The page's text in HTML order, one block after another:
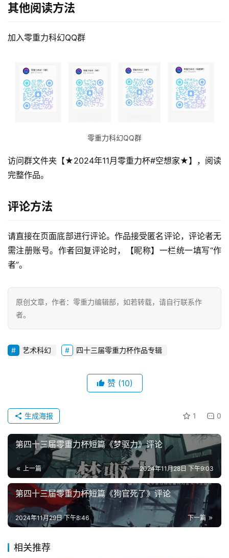
零
力
科
幻
幻
讯
主
题
幻
登录 注册
其他阅读方法
加入零重力科幻QQ群
零重力科幻QQ群
访问群文件夹【★2024年11月零重力杯#空想家★】，阅读
完整作品。
评论方法
请直接在页面底部进行评论。作品接受匿名评论，评论者无
需注册账号。作者回复评论时，【昵称】一栏统一填写“作
者”。
原创文章，作者：零重力编辑部，如若转载，请自行联系作
者。
艺术科幻 四十三届零重力杯作品专辑
赞 (10)
1 0
生成海报
第四十三届零重力杯短篇《梦驱力》评论
上一篇 2024年11月28日 下午9:03
第四十三届零重力杯短篇《狗官死了》评论
下一篇
2024年11月29日 下午8:46
相关推荐